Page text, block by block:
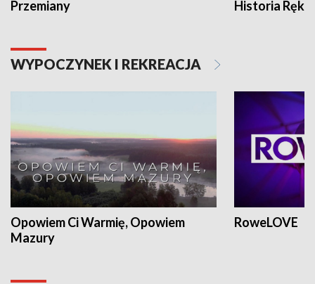
Przemiany Historia Ręką
WYPOCZYNEK I REKREACJA
Opowiem Ci Warmię, Opowiem
Mazury
RoweLOVE